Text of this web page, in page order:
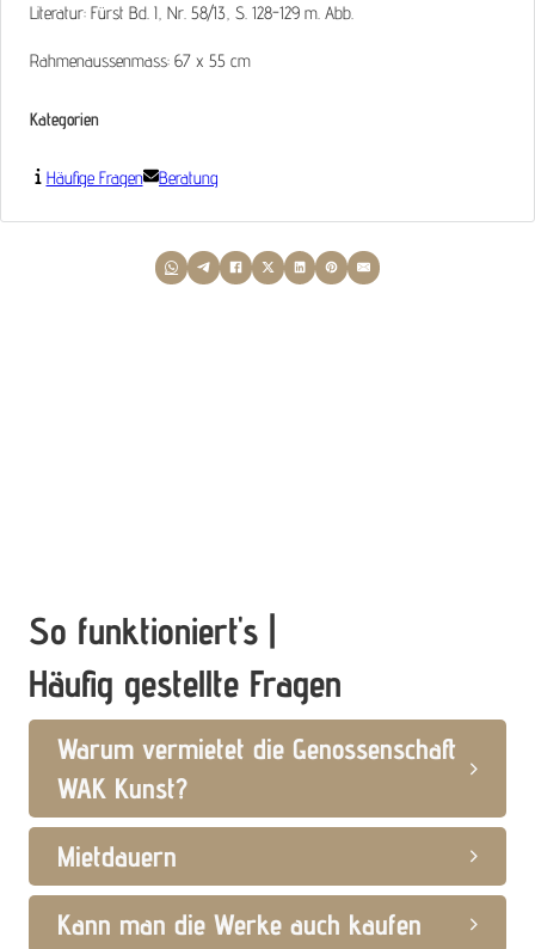
Literatur: Fürst Bd. I, Nr. 58/13, S. 128-129 m. Abb.
Rahmenaussenmass: 67 x 55 cm
Kategorien
Häufige Fragen Beratung
So funktioniert's |
Häufig gestellte Fragen
Warum vermietet die Genossenschaft
WAK Kunst?
Mietdauern
Kann man die Werke auch kaufen